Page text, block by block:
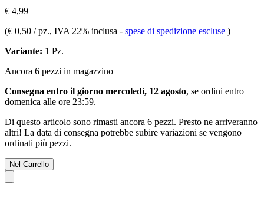
€ 4,99
(€ 0,50 / pz., IVA 22% inclusa - spese di spedizione escluse )
Variante: 1 Pz.
Ancora 6 pezzi in magazzino
Consegna entro il giorno mercoledì, 12 agosto, se ordini entro
domenica alle ore 23:59.
Di questo articolo sono rimasti ancora 6 pezzi. Presto ne arriveranno
altri! La data di consegna potrebbe subire variazioni se vengono
ordinati più pezzi.
Nel Carrello